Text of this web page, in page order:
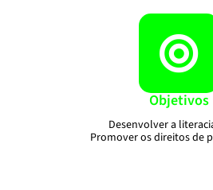
Objetivos
Desenvolver a
Promover os direitos de